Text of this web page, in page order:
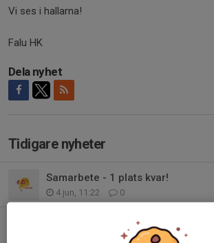
Vi ses i hallarna!
Falu HK
Dela nyhet
Tidigare nyheter
Samarbete - 1 plats kvar!
4 jun, 11:22 0
Uppstartsläger säsongen 26/27
0